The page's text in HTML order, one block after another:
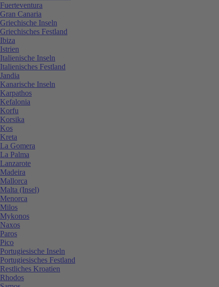
Fuerteventura
Gran Canaria
Griechische Inseln
Griechisches Festland
Ibiza
Istrien
Italienische Inseln
Italienisches Festland
Jandia
Kanarische Inseln
Karpathos
Kefalonia
Korfu
Korsika
Kos
Kreta
La Gomera
La Palma
Lanzarote
Madeira
Mallorca
Malta (Insel)
Menorca
Milos
Mykonos
Naxos
Paros
Pico
Portugiesische Inseln
Portugiesisches Festland
Restliches Kroatien
Rhodos